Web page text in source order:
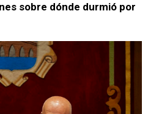
sobre dónde durmió por